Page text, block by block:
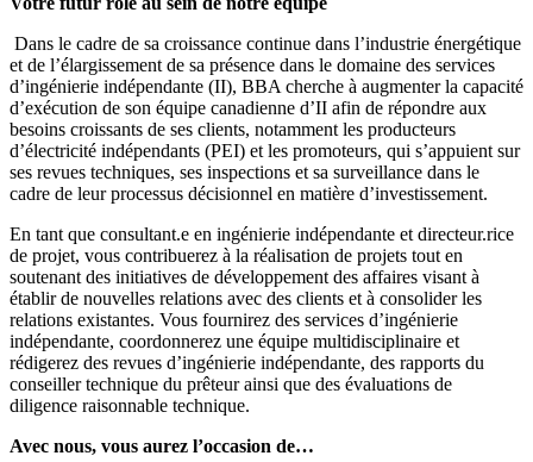
Dans le cadre de sa croissance continue dans l’industrie énergétique
et de l’élargissement de sa présence dans le domaine des services
d’ingénierie indépendante (II), BBA cherche à augmenter la capacité
d’exécution de son équipe canadienne d’II afin de répondre aux
besoins croissants de ses clients, notamment les producteurs
d’électricité indépendants (PEI) et les promoteurs, qui s’appuient sur
ses revues techniques, ses inspections et sa surveillance dans le
cadre de leur processus décisionnel en matière d’investissement.
En tant que consultant.e en ingénierie indépendante et directeur.rice
de projet, vous contribuerez à la réalisation de projets tout en
soutenant des initiatives de développement des affaires visant à
établir de nouvelles relations avec des clients et à consolider les
relations existantes. Vous fournirez des services d’ingénierie
indépendante, coordonnerez une équipe multidisciplinaire et
rédigerez des revues d’ingénierie indépendante, des rapports du
conseiller technique du prêteur ainsi que des évaluations de
diligence raisonnable technique.
Avec nous, vous aurez l’occasion de…